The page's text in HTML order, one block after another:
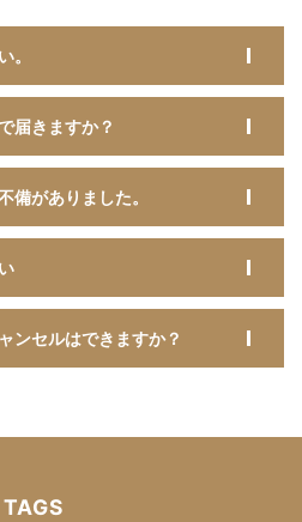
。
届きますか？
備がありました。
ンセルはできますか？
TAGS